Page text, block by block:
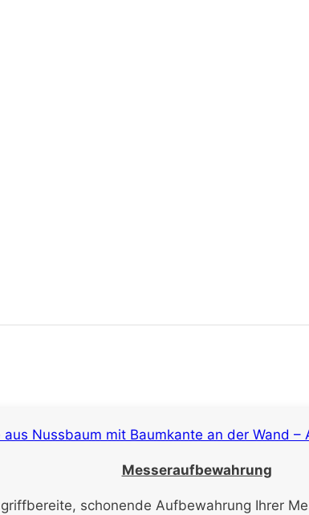
Messeraufbewahrung
schonende Aufbewahrung Ihrer